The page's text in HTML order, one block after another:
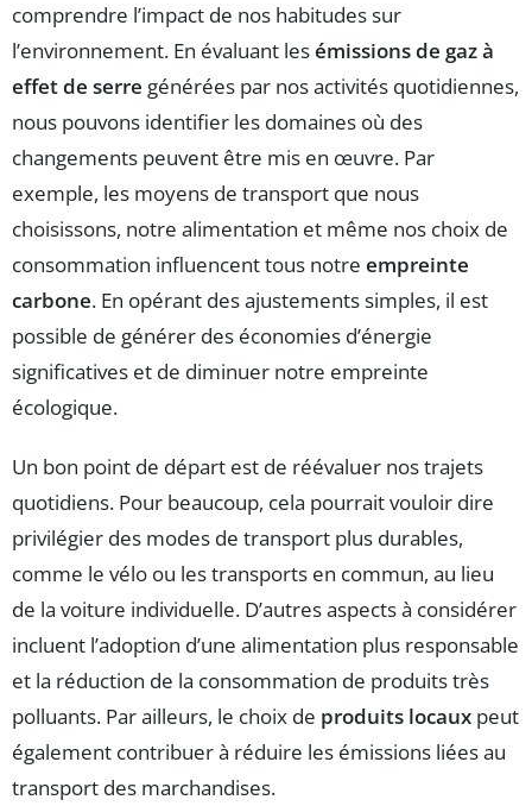
comprendre l’impact de nos habitudes sur
l’environnement. En évaluant lesémissions de gaz à
effet de serre générées par nos activités quotidiennes,
nous pouvons identifier les domaines où des
changements peuvent être mis en œuvre. Par
exemple, les moyens de transport que nous
choisissons, notre alimentation et même nos choix de
consommation influencent tous notre empreinte
carbone. En opérant des ajustements simples, il est
possible de générer des économies d’énergie
significatives et de diminuer notre empreinte
écologique.
Un bon point de départ est de réévaluer nos trajets
quotidiens. Pour beaucoup, cela pourrait vouloir dire
privilégier des modes de transport plus durables,
comme le vélo ou les transports en commun, au lieu
de la voiture individuelle. D’autres aspects à considérer
incluent l’adoption d’une alimentation plus responsable
et la réduction de la consommation de produits très
polluants. Par ailleurs, le choix de produits locaux peut
également contribuer à réduire les émissions liées au
transport des marchandises.